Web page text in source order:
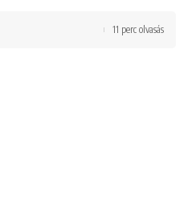
11 perc olvasás